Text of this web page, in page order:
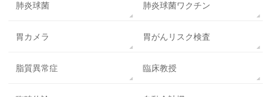
肺炎球菌 肺炎球菌ワクチン
胃カメラ 胃がんリスク検査
脂質異常症 臨床教授